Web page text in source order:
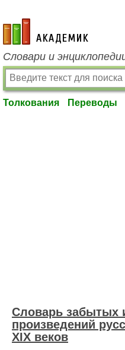
academic.ru
Словари и
Толкования Переводы
Словарь забытых
произведений
ХIХ веков